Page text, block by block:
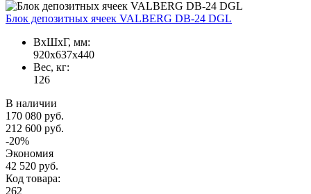
Блок депозитных ячеек VALBERG DB-24 DGL
ВxШxГ, мм:
920x637x440
Вес, кг:
126
В наличии
170 080 руб.
212 600 руб.
-20%
Экономия
42 520 руб.
Код товара:
262